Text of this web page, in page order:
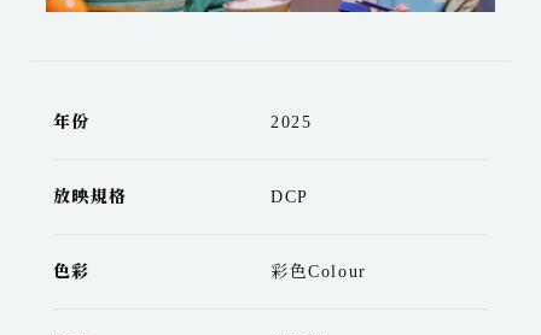
年份 2025
放映規格 DCP
色彩 彩色Colour